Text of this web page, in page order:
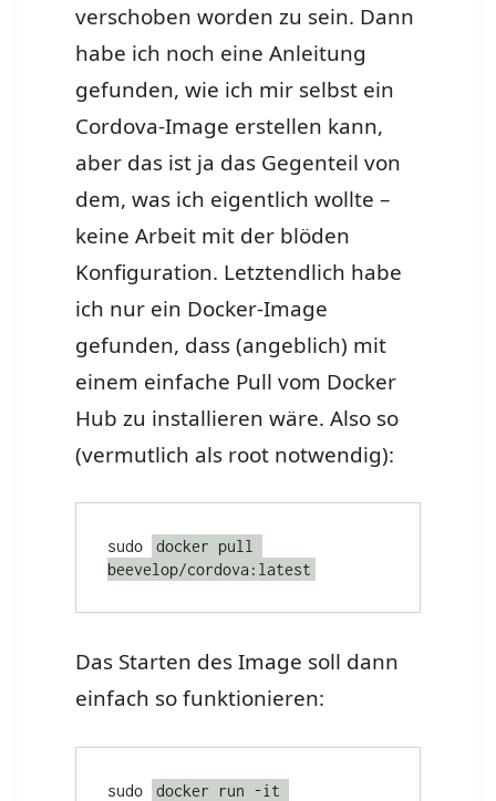
verschoben worden zu sein. Dann
habe ich noch eine Anleitung
gefunden, wie ich mir selbst ein
Cordova-Image erstellen kann,
aber das ist ja das Gegenteil von
dem, was ich eigentlich wollte –
keine Arbeit mit der blöden
Konfiguration. Letztendlich habe
ich nur ein Docker-Image
gefunden, dass (angeblich) mit
einem einfache Pull vom Docker
Hub zu installieren wäre. Also so
(vermutlich als root notwendig):
sudo
docker pull
beevelop/cordova:latest
Das Starten des Image soll dann
einfach so funktionieren:
sudo
docker run -it